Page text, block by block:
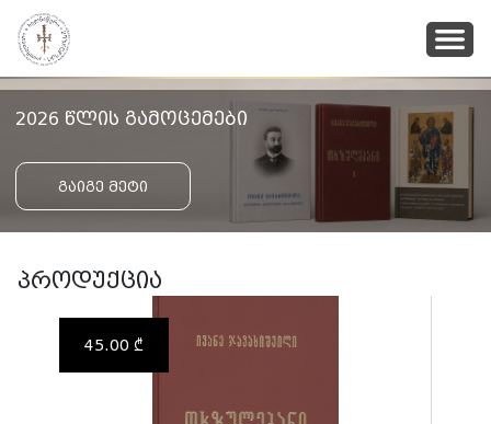
2026 წლის გამოცემები
გაიგე მეტი
პროდუქცია
45.00 ₾